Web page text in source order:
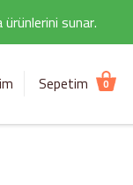
sunar.
Sepetim 0